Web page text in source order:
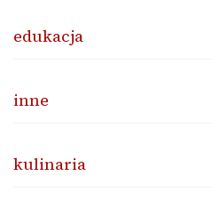
edukacja
inne
kulinaria